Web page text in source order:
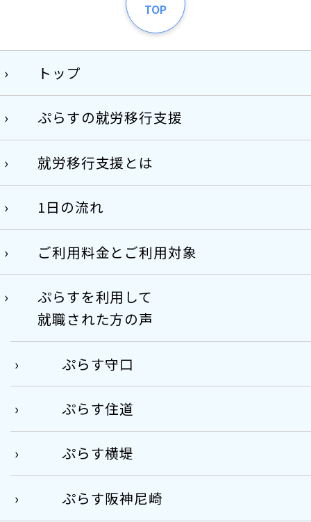
TOP
トップ
ぷらすの就労移行支援
就労移行支援とは
1日の流れ
ご利用料金とご利用対象
ぷらすを利用して
就職された方の声
ぷらす守口
ぷらす住道
ぷらす横堤
ぷらす阪神尼崎